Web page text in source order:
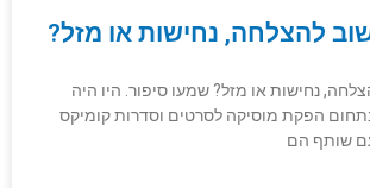
להצלחה, נחישות או מזל?
נחישות או מזל? שמעו סיפור. היו היה
הפקת מוסיקה לסרטים וסדרות קומיקס
עם שותף הם